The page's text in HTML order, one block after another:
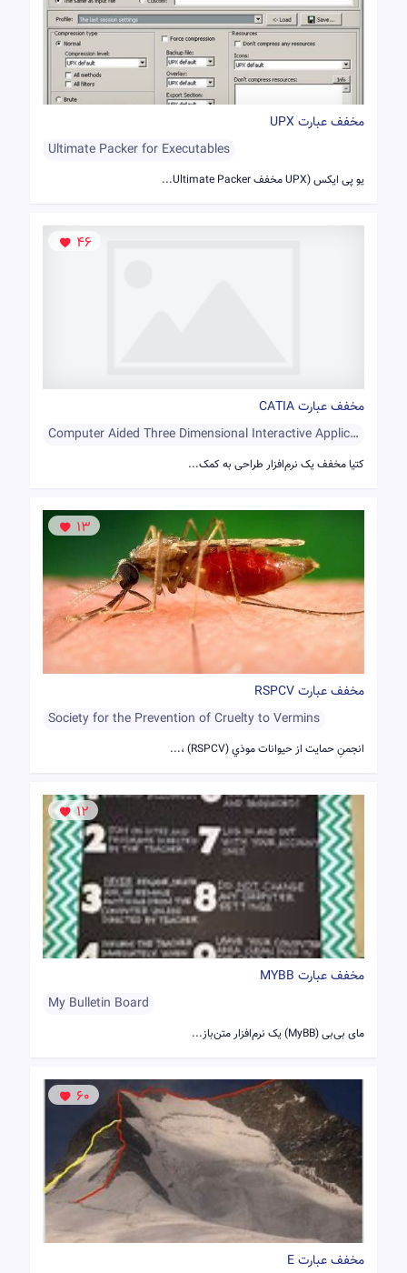
مخفف عبارت UPX
Ultimate Packer for Executables
یو پی ایکس (UPX مخفف Ultimate Packer...
46
مخفف عبارت CATIA
Computer Aided Three Dimensional Interactive Application
کتیا مخفف یک نرم‌افزار طراحی به کمک...
13
مخفف عبارت RSPCV
Society for the Prevention of Cruelty to Vermins
انجمنِ حمایت از حیوانات موذي (RSPCV) ،...
12
مخفف عبارت MYBB
My Bulletin Board
مای بی‌بی (MyBB) یک نرم‌افزار متن‌باز...
60
مخفف عبارت E